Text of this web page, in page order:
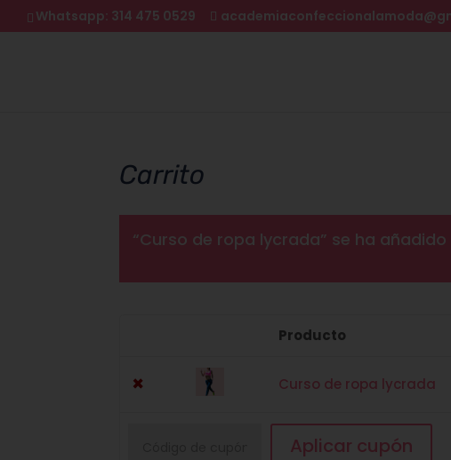
Whatsapp: 314 475 0529
Carrito
“Curso de ropa lycrada” se ha
en
miniatura
Producto
× Curso de ropa lycrada
Aplicar cupón